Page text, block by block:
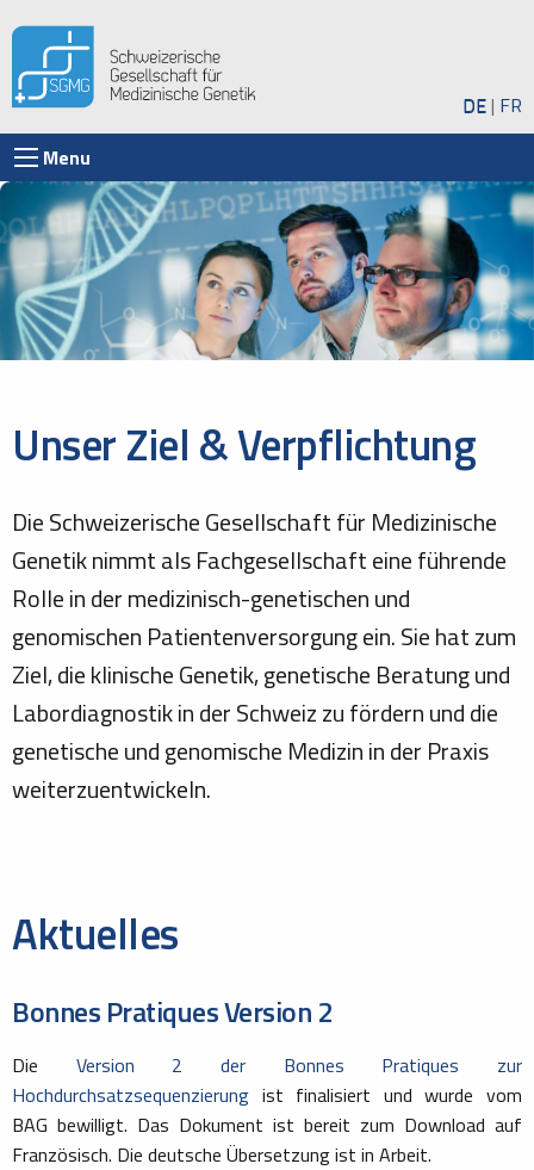
DE FR
Menu
Unser Ziel & Verpflichtung
Die Schweizerische Gesellschaft für Medizinische
Genetik nimmt als Fachgesellschaft eine führende
Rolle in der medizinisch-genetischen und
genomischen Patientenversorgung ein. Sie hat zum
Ziel, die klinische Genetik, genetische Beratung und
Labordiagnostik in der Schweiz zu fördern und die
genetische und genomische Medizin in der Praxis
weiterzuentwickeln.
Aktuelles
Bonnes Pratiques Version 2
Die Version 2 der Bonnes Pratiques zur
Hochdurchsatzsequenzierung ist finalisiert und wurde vom
BAG bewilligt. Das Dokument ist bereit zum Download auf
Französisch. Die deutsche Übersetzung ist in Arbeit.